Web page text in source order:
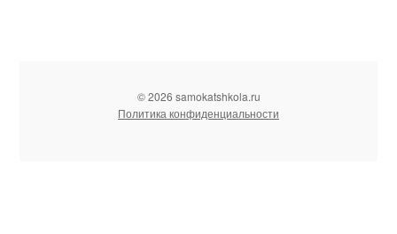
© 2026 samokatshkola.ru
Политика конфиденциальности